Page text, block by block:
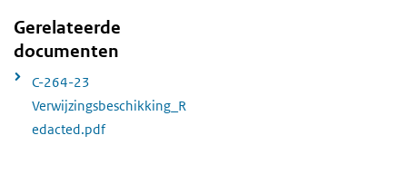
Gerelateerde
documenten
C-264-23
Verwijzingsbeschikking_R
edacted.pdf